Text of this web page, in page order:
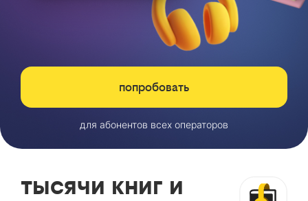
попробовать
для абонентов всех операторов
тысячи книг и